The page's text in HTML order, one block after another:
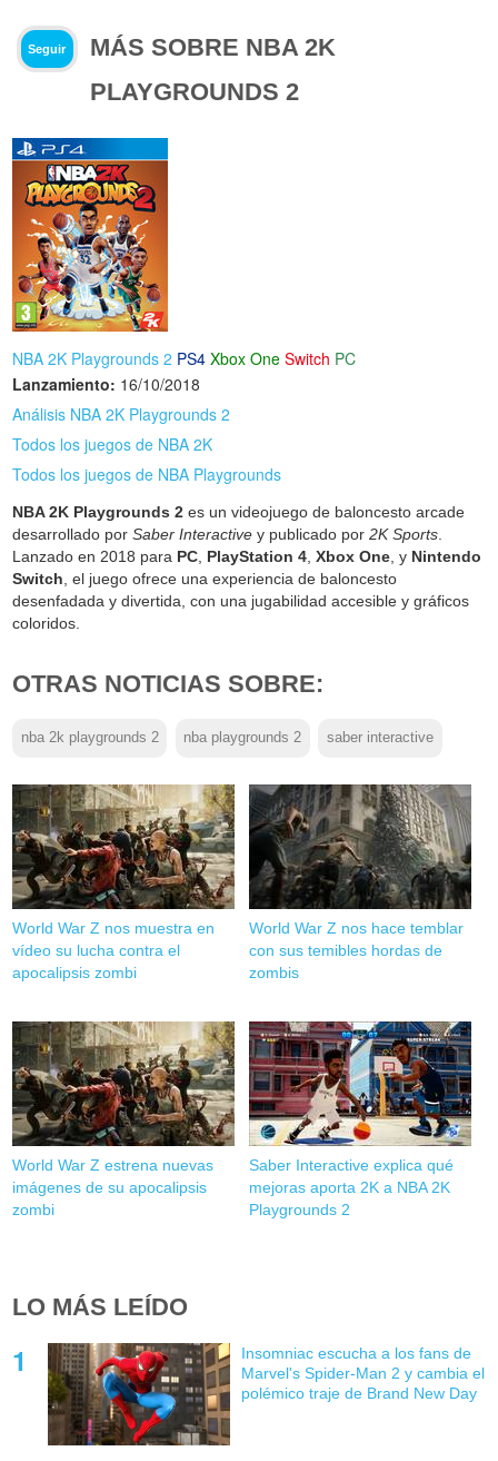
Seguir
MÁS SOBRE NBA 2K
PLAYGROUNDS 2
NBA 2K Playgrounds 2 PS4 Xbox One Switch PC
Lanzamiento: 16/10/2018
Análisis NBA 2K Playgrounds 2
Todos los juegos de NBA 2K
Todos los juegos de NBA Playgrounds
NBA 2K Playgrounds 2 es un videojuego de baloncesto arcade
desarrollado porSaber Interactive y publicado por2K Sports.
Lanzado en 2018 para PC, PlayStation 4,Xbox One, y Nintendo
Switch, el juego ofrece una experiencia de baloncesto
desenfadada y divertida, con una jugabilidad accesible y gráficos
coloridos.
OTRAS NOTICIAS SOBRE:
nba 2k playgrounds 2 nba playgrounds 2 saber interactive
World War Z nos muestra en
vídeo su lucha contra el
apocalipsis zombi
World War Z nos hace temblar
con sus temibles hordas de
zombis
World War Z estrena nuevas
imágenes de su apocalipsis
zombi
Saber Interactive explica qué
mejoras aporta 2K a NBA 2K
Playgrounds 2
LO MÁS LEÍDO
Insomniac escucha a los fans de
Marvel's Spider-Man 2 y cambia el
polémico traje de Brand New Day